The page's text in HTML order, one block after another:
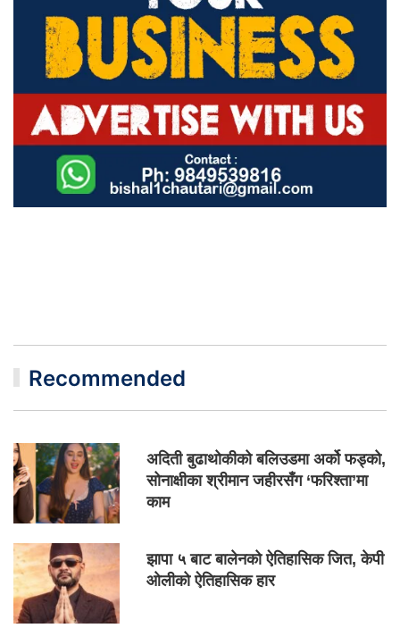
Recommended
अदिती बुढाथोकीको बलिउडमा अर्को फड्को,
सोनाक्षीका श्रीमान जहीरसँग ‘फरिश्ता’मा
काम
झापा ५ बाट बालेनको ऐतिहासिक जित, केपी
ओलीको ऐतिहासिक हार